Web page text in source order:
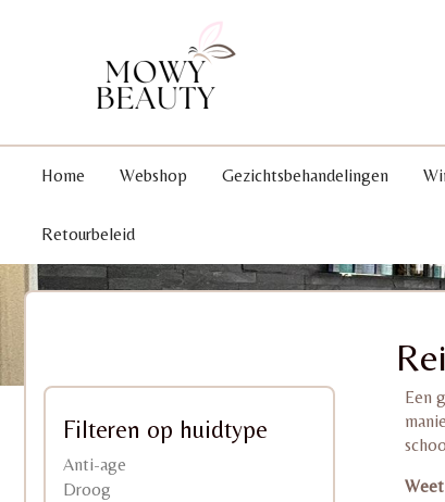
Home Webshop Gezichtsbehandelingen
Retourbeleid
Een
Filteren op huidtype
Anti-age
Droog